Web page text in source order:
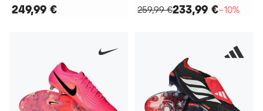
249,99 €
259,99 €233,99 €−10%